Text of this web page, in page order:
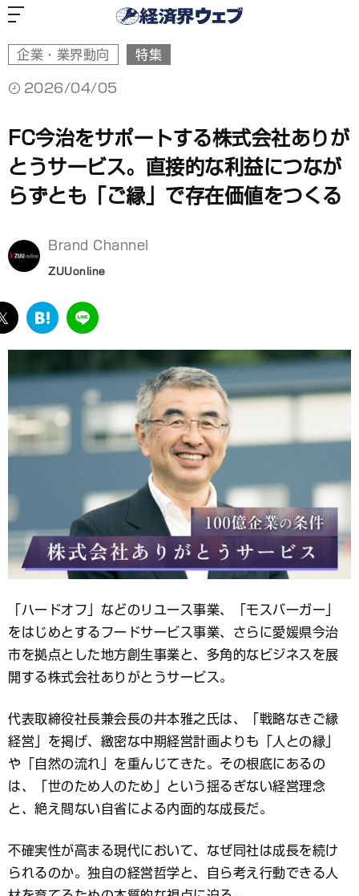
企業・業界動向 特集
2026/04/05
FC今治をサポートする株式会社ありが
とうサービス。直接的な利益につなが
らずとも「ご縁」で存在価値をつくる
Brand Channel
ZUUonline
twitter
は
ブ
ク
マ
ー
ク
LINE
「ハードオフ」などのリユース事業、「モスバーガー」
をはじめとするフードサービス事業、さらに愛媛県今治
市を拠点とした地方創生事業と、多角的なビジネスを展
開する株式会社ありがとうサービス。
代表取締役社長兼会長の井本雅之氏は、「戦略なきご縁
経営」を掲げ、緻密な中期経営計画よりも「人との縁」
や「自然の流れ」を重んじてきた。その根底にあるの
は、「世のため人のため」という揺るぎない経営理念
と、絶え間ない自省による内面的な成長だ。
不確実性が高まる現代において、なぜ同社は成長を続け
られるのか。独自の経営哲学と、自ら考え行動できる人